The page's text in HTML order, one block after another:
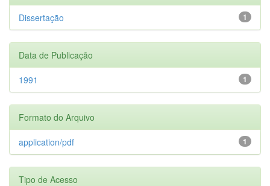
1
Dissertação
Data de Publicação
1
1991
Formato do Arquivo
1
application/pdf
Tipo de Acesso